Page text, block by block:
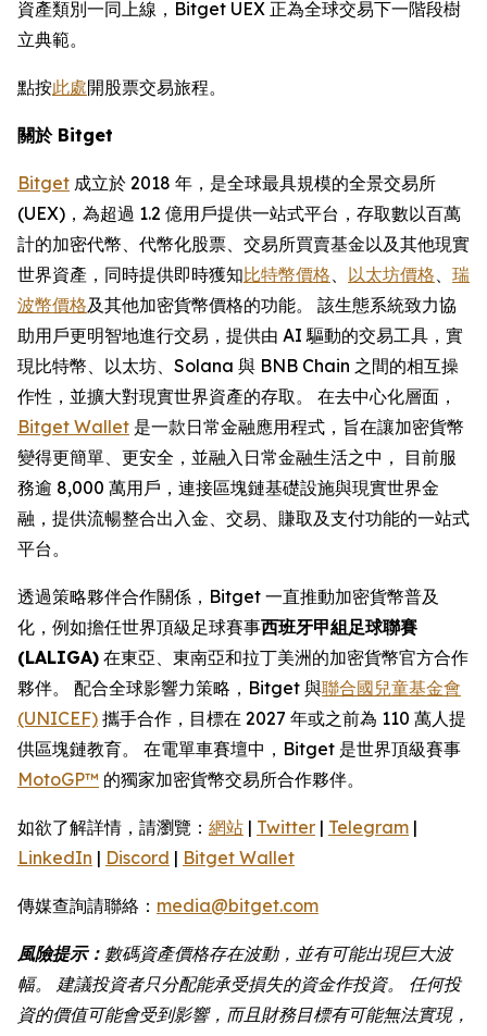
資產類別一同上線，Bitget UEX 正為全球交易下一階段樹
立典範。
點按此處開股票交易旅程。
關於 Bitget
Bitget 成立於 2018 年，是全球最具規模的全景交易所
(UEX)，為超過 1.2 億用戶提供一站式平台，存取數以百萬
計的加密代幣、代幣化股票、交易所買賣基金以及其他現實
世界資產，同時提供即時獲知比特幣價格 以太坊價格
瑞
波幣價格及其他加密貨幣價格的功能。 該生態系統致力協
助用戶更明智地進行交易，提供由 AI 驅動的交易工具，實
現比特幣、以太坊、Solana 與 BNB Chain 之間的相互操
作性，並擴大對現實世界資產的存取。 在去中心化層面，
Bitget Wallet 是一款日常金融應用程式，旨在讓加密貨幣
變得更簡單、更安全，並融入日常金融生活之中， 目前服
務逾 8,000 萬用戶，連接區塊鏈基礎設施與現實世界金
融，提供流暢整合出入金、交易、賺取及支付功能的一站式
平台。
透過策略夥伴合作關係，Bitget 一直推動加密貨幣普及
化，例如擔任世界頂級足球賽事西班牙甲組足球聯賽
(LALIGA) 在東亞、東南亞和拉丁美洲的加密貨幣官方合作
夥伴。 配合全球影響力策略，Bitget 與聯合國兒童基金會
(UNICEF) 攜手合作，目標在 2027 年或之前為 110 萬人提
供區塊鏈教育。 在電單車賽壇中，Bitget 是世界頂級賽事
MotoGP™ 的獨家加密貨幣交易所合作夥伴。
如欲了解詳情，請瀏覽： 網站 | Twitter | Telegram |
LinkedIn | Discord | Bitget Wallet
傳媒查詢請聯絡： media@bitget.com
風險提示： 數碼資產價格存在波動，並有可能出現巨大波
幅。 建議投資者只分配能承受損失的資金作投資。 任何投
資的價值可能會受到影響，而且財務目標有可能無法實現，